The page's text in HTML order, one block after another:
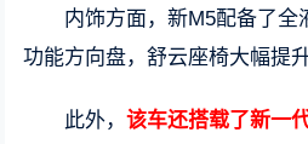
内饰方面，新M5配备了全
功能方向盘，舒云座椅大幅提
此外，该车还搭载了新一